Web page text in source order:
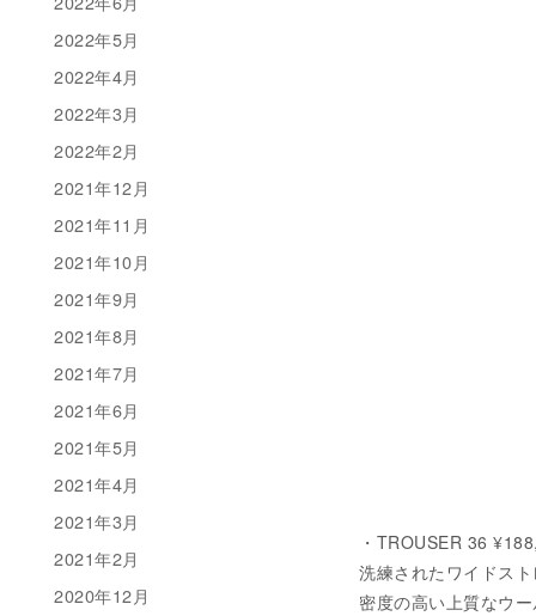
・TROUSER 36
洗練されたワイドス
密度の高い上質なウ
2022年5月
2022年4月
2022年3月
2022年2月
2021年12月
2021年11月
2021年10月
2021年9月
2021年8月
2021年7月
2021年6月
2021年5月
2021年4月
2021年3月
2021年2月
2020年12月